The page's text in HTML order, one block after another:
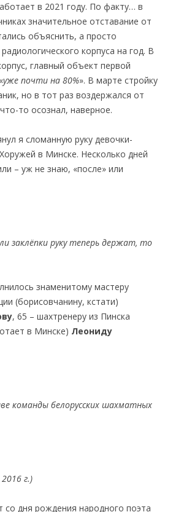
в 2021 году. По факту… в
значительное отставание от
объяснить, а просто
корпуса на год. В
главный объект первой
уже почти на 80%». В марте стройку
но в тот раз воздержался от
то осознал, наверное.
я сломанную руку девочки-
в Минске. Несколько дней
– уж не знаю, «после» или
заклёпки руку теперь держат, то
знаменитому мастеру
(борисовчанину, кстати)
, 65 – шахтренеру из Пинска
в Минске) Леониду
команды белорусских шахматных
г.)
со дня рождения народного поэта